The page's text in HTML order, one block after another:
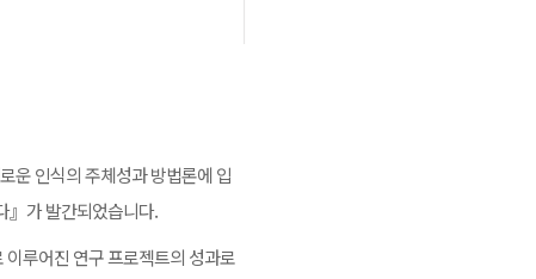
운 인식의 주체성과 방법론에 입
』가 발간되었습니다.
이루어진 연구 프로젝트의 성과로